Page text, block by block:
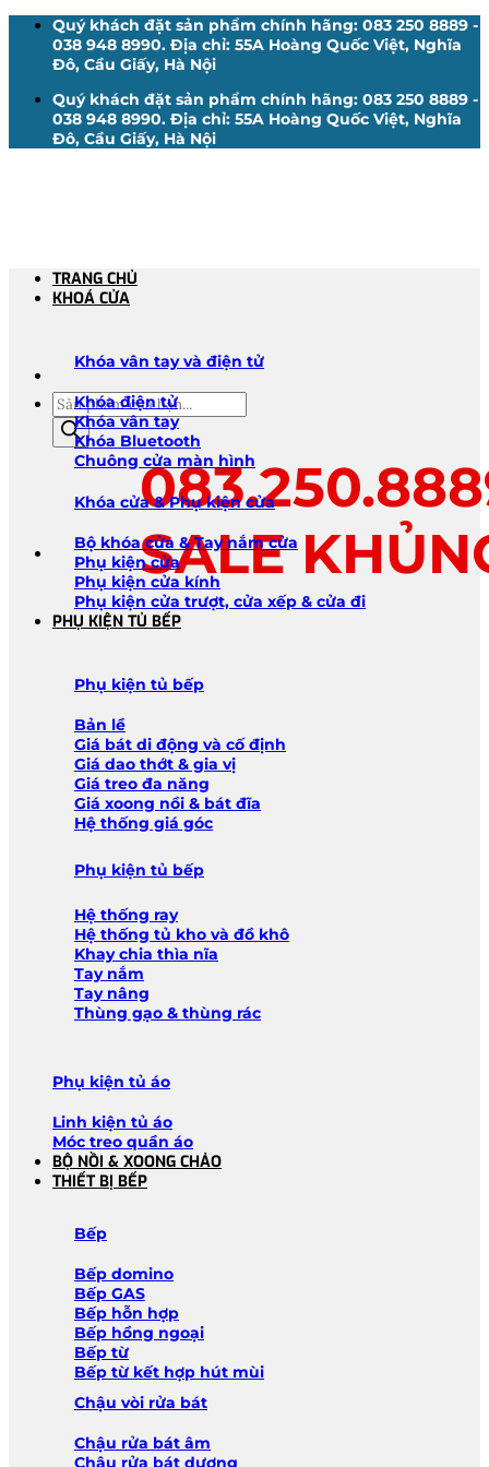
Quý khách đặt sản phẩm chính hãng: 083 250 8889 -
038 948 8990. Địa chỉ: 55A Hoàng Quốc Việt, Nghĩa
Đô, Cầu Giấy, Hà Nội
Quý khách đặt sản phẩm chính hãng: 083 250 8889 -
038 948 8990. Địa chỉ: 55A Hoàng Quốc Việt, Nghĩa
Đô, Cầu Giấy, Hà Nội
Tìm
kiếm
sản
phẩm
SALE
TRANG CHỦ
KHOÁ CỬA
Khóa vân tay và điện tử
Khóa điện tử
Khóa vân tay
Khóa Bluetooth
Chuông cửa màn hình
Khóa cửa & Phụ kiện cửa
Bộ khóa cửa & Tay nắm cửa
Phụ kiện cửa
Phụ kiện cửa kính
Phụ kiện cửa trượt, cửa xếp & cửa đi
PHỤ KIỆN TỦ BẾP
Phụ kiện tủ bếp
Bản lề
Giá bát di động và cố định
Giá dao thớt & gia vị
Giá treo đa năng
Giá xoong nồi & bát đĩa
Hệ thống giá góc
Phụ kiện tủ bếp
Hệ thống ray
Hệ thống tủ kho và đồ khô
Khay chia thìa nĩa
Tay nắm
Tay nâng
Thùng gạo & thùng rác
Phụ kiện tủ áo
Linh kiện tủ áo
Móc treo quần áo
BỘ NỒI & XOONG CHẢO
THIẾT BỊ BẾP
Bếp
Bếp domino
Bếp GAS
Bếp hỗn hợp
Bếp hồng ngoại
Bếp từ
Bếp từ kết hợp hút mùi
Chậu vòi rửa bát
Chậu rửa bát âm
Chậu rửa bát dương